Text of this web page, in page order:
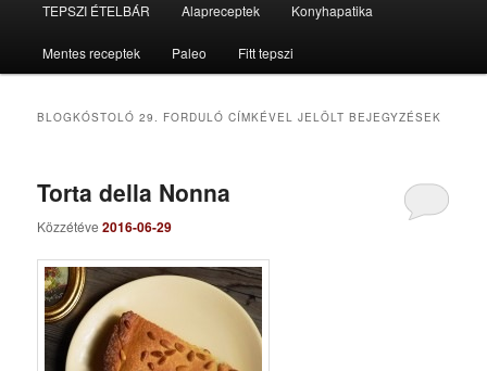
Tovább
az
elsődleges
Tovább
a
másodlagos
TEPSZI ÉTELBÁR Alapreceptek Konyhapatika
Mentes receptek Paleo Fitt tepszi
BLOGKÓSTOLÓ 29. FORDULÓ CÍMKÉVEL JELÖLT BEJEGYZÉSEK
Torta della Nonna
Közzétéve2016-06-29